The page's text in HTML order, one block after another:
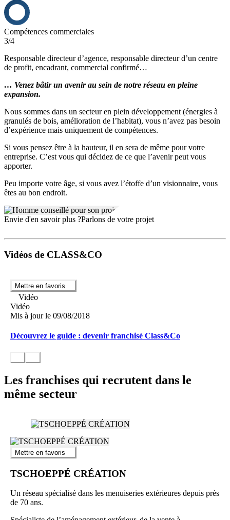
Compétences commerciales
3/4
Responsable directeur d’agence, responsable directeur d’un centre
de profit, encadrant, commercial confirmé…
… Venez bâtir un avenir au sein de notre réseau en pleine
expansion.
Nous sommes dans un secteur en plein développement (énergies à
granulés de bois, amélioration de l’habitat), vous n’avez pas besoin
d’expérience mais uniquement de compétences.
Si vous pensez être à la hauteur, il en sera de même pour votre
entreprise. C’est vous qui décidez de ce que l’avenir peut vous
apporter.
Peu importe votre âge, si vous avez l’étoffe d’un visionnaire, vous
êtes au bon endroit.
Envie d'en savoir plus ?Parlons de votre projet
Vidéos de CLASS&CO
Mettre en favoris
Vidéo
Vidéo
Mis à jour le 09/08/2018
Découvrez le guide : devenir franchisé Class&Co
Les franchises qui recrutent dans le
même secteur
Mettre en favoris
TSCHOEPPÉ CRÉATION
Un réseau spécialisé dans les menuiseries extérieures depuis près
de 70 ans.